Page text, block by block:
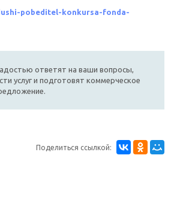
pobeditel-konkursa-fonda-
ответят на ваши вопросы,
услуг и подготовят коммерческое
Поделиться ссылкой: